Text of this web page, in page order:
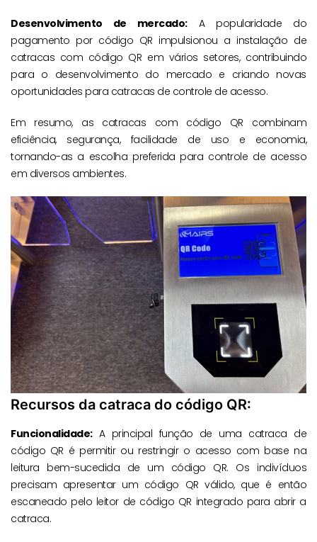
Desenvolvimento de mercado:A popularidade do
pagamento por código QR impulsionou a instalação de
catracas com código QR em vários setores, contribuindo
para o desenvolvimento do mercado e criando novas
oportunidades para catracas de controle de acesso.
Em resumo, as catracas com código QR combinam
eficiência, segurança, facilidade de uso e economia,
tornando-as a escolha preferida para controle de acesso
em diversos ambientes.
Recursos da catraca do código QR:
Funcionalidade:A principal função de uma catraca de
código QR é permitir ou restringir o acesso com base na
leitura bem-sucedida de um código QR. Os indivíduos
precisam apresentar um código QR válido, que é então
escaneado pelo leitor de código QR integrado para abrir a
catraca.